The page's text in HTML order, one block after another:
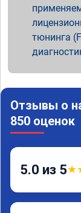
тюнинга
Отзывы о
850 оценок
5.0 из 5★